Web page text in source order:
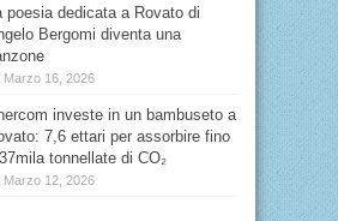
poesia dedicata a Rovato di
Bergomi diventa una
Marzo 16, 2026
investe in un bambuseto a
7,6 ettari per assorbire fino
tonnellate di CO₂
Marzo 12, 2026